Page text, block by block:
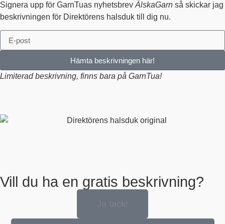
Signera upp för GarnTuas nyhetsbrev ÄlskaGarn så skickar jag
beskrivningen för Direktörens halsduk till dig nu.
Hämta beskrivningen här!
Limiterad beskrivning, finns bara på GarnTua!
Vill du ha en gratis beskrivning?
Ja tack!